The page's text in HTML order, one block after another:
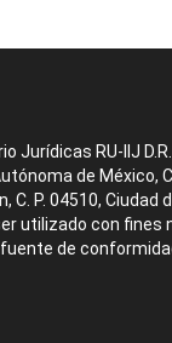
Jurídicas RU-IIJ
de México,
C. P. 04510, Ciudad
utilizado con fines
de